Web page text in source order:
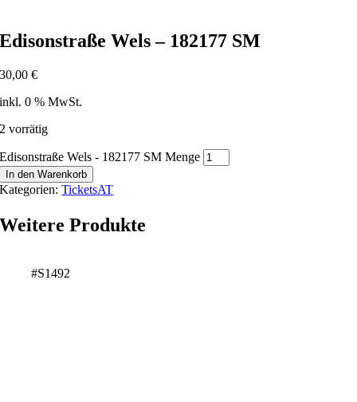
Edisonstraße Wels – 182177 SM
30,00€
inkl. 0 % MwSt.
2 vorrätig
Edisonstraße Wels - 182177 SM Menge
In den Warenkorb
Kategorien:TicketsAT
Weitere Produkte
#S1492